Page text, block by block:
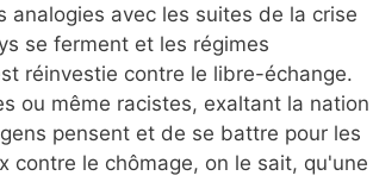
avec les suites de la crise
se ferment et les régimes
réinvestie contre le libre-échange.
ou même racistes, exaltant la nation
pensent et de se battre pour les
contre le chômage, on le sait, qu'une